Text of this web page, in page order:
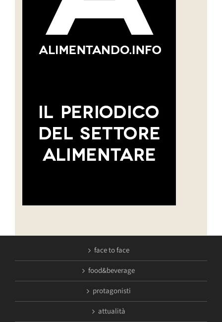
face to face
food&beverage
protagonisti
attualità